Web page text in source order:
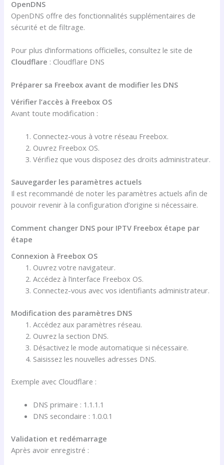
OpenDNS
OpenDNS offre des fonctionnalités supplémentaires de
sécurité et de filtrage.
Pour plus d’informations officielles, consultez le site de
Cloudflare : Cloudflare DNS
Préparer sa Freebox avant de modifier les DNS
Vérifier l’accès à Freebox OS
Avant toute modification :
Connectez-vous à votre réseau Freebox.
Ouvrez Freebox OS.
Vérifiez que vous disposez des droits administrateur.
Sauvegarder les paramètres actuels
Il est recommandé de noter les paramètres actuels afin de
pouvoir revenir à la configuration d’origine si nécessaire.
Comment changer DNS pour IPTV Freebox étape par
étape
Connexion à Freebox OS
Ouvrez votre navigateur.
Accédez à l’interface Freebox OS.
Connectez-vous avec vos identifiants administrateur.
Modification des paramètres DNS
Accédez aux paramètres réseau.
Ouvrez la section DNS.
Désactivez le mode automatique si nécessaire.
Saisissez les nouvelles adresses DNS.
Exemple avec Cloudflare :
DNS primaire : 1.1.1.1
DNS secondaire : 1.0.0.1
Validation et redémarrage
Après avoir enregistré :